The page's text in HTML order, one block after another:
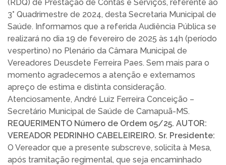
(RDQ) de Prestação de Contas e Serviços, referente ao
3° Quadrimestre de 2024, desta Secretaria Municipal de
Saúde. Informamos que a referida Audiência Pública se
realizará no dia 19 de fevereiro de 2025 às 14h (período
vespertino) no Plenário da Câmara Municipal de
Vereadores Deusdete Ferreira Paes. Sem mais para o
momento agradecemos a atenção e externamos
apreço de estima e distinta consideração.
Atenciosamente, André Luiz Ferreira Conceição –
Secretário Municipal de Saúde de Camapuã-MS.
REQUERIMENTO Número de Ordem 05/25. AUTOR:
VEREADOR PEDRINHO CABELEIREIRO. Sr. Presidente:
O Vereador que a presente subscreve, solicita à Mesa,
após tramitação regimental, que seja encaminhado